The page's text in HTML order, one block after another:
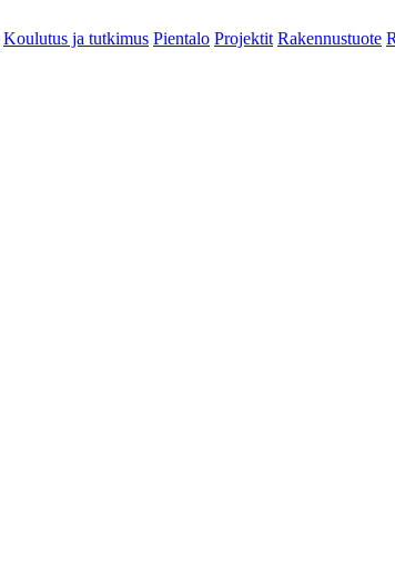
Koulutus ja tutkimus Pientalo Projektit Rakennustuote